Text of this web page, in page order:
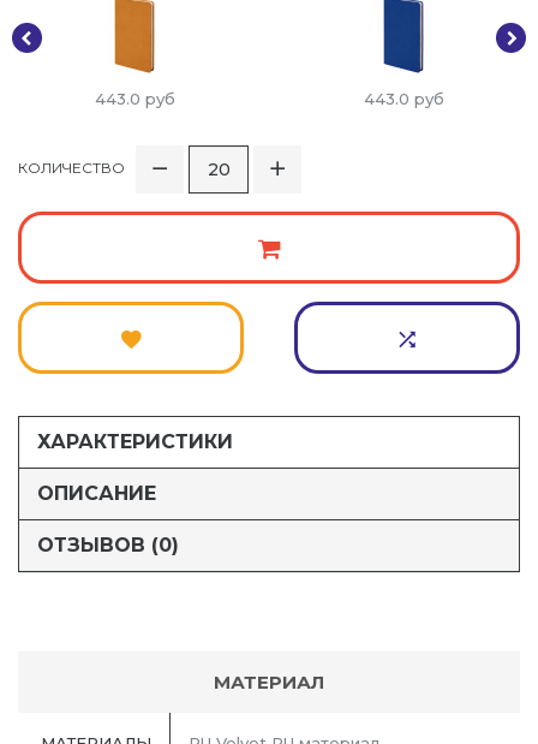
443.0 руб 443.0 руб
КОЛИЧЕСТВО
ХАРАКТЕРИСТИКИ
ОПИСАНИЕ
ОТЗЫВОВ (0)
МАТЕРИАЛ